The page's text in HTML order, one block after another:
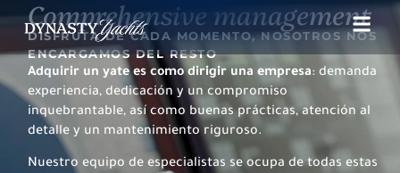
Comprehensive management
DISFRUTA DE CADA MOMENTO, NOSOTROS NOS
ENCARGAMOS DEL RESTO
Adquirir un yate es como dirigir una empresa: demanda
experiencia, dedicación y un compromiso
inquebrantable, así como buenas prácticas, atención al
detalle y un mantenimiento riguroso.
Nuestro equipo de especialistas se ocupa de todas estas